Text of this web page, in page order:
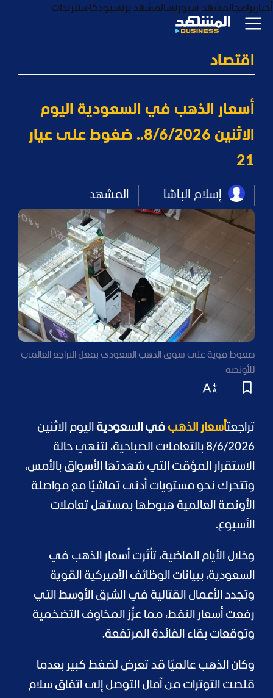
أخباربرامجالمشهد سبورتسالمشهد بزنسبودكاستترندات
اقتصاد
أسعار الذهب في السعودية اليوم
الاثنين 8/6/2026.. ضغوط على عيار
21
إسلام الباشا المشهد
ضغوط قوية على سوق الذهب السعودي بفعل التراجع العالمي
للأونصة
تراجعتأسعار الذهب في السعودية اليوم الاثنين
8/6/2026 بالتعاملات الصباحية، لتنهي حالة
الاستقرار المؤقت التي شهدتها الأسواق بالأمس،
وتتحرك نحو مستويات أدنى تماشيًا مع مواصلة
الأونصة العالمية هبوطها بمستهل تعاملات
الأسبوع.
وخلال الأيام الماضية، تأثرت أسعار الذهب في
السعودية، ببيانات الوظائف الأميركية القوية
وتجدد الأعمال القتالية في الشرق الأوسط التي
رفعت أسعار النفط، مما عزّز المخاوف التضخمية
وتوقعات بقاء الفائدة المرتفعة.
وكان الذهب عالميًا قد تعرض لضغط كبير بعدما
قلصت التوترات من آمال التوصل إلى اتفاق سلام